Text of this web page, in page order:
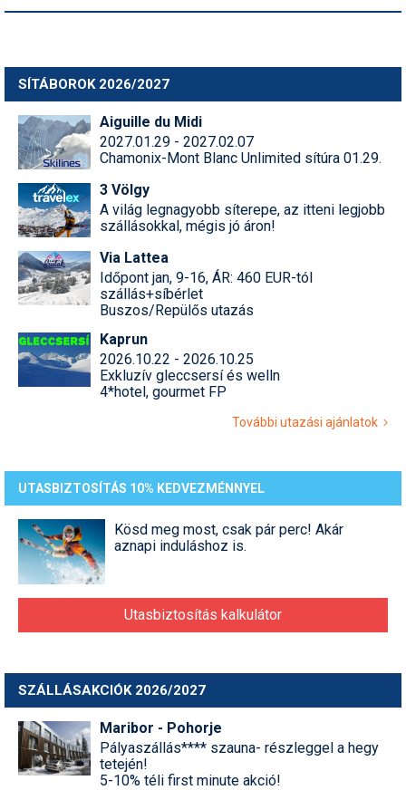
SÍTÁBOROK 2026/2027
Aiguille du Midi
2027.01.29 - 2027.02.07
Chamonix-Mont Blanc Unlimited sítúra 01.29.
3 Völgy
A világ legnagyobb síterepe, az itteni legjobb
szállásokkal, mégis jó áron!
Via Lattea
Időpont jan, 9-16, ÁR: 460 EUR-tól
szállás+síbérlet
Buszos/Repülős utazás
Kaprun
2026.10.22 - 2026.10.25
Exkluzív gleccsersí és welln
4*hotel, gourmet FP
További utazási ajánlatok
UTASBIZTOSÍTÁS 10% KEDVEZMÉNNYEL
Kösd meg most, csak pár perc! Akár
aznapi induláshoz is.
Utasbiztosítás kalkulátor
SZÁLLÁSAKCIÓK 2026/2027
Maribor - Pohorje
Pályaszállás**** szauna- részleggel a hegy
tetején!
5-10% téli first minute akció!